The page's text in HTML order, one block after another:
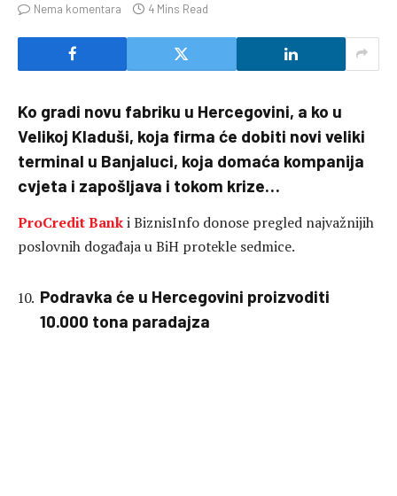
Nema komentara
4 Mins Read
Ko gradi novu fabriku u Hercegovini, a ko u
Velikoj Kladuši, koja firma će dobiti novi veliki
terminal u Banjaluci, koja domaća kompanija
cvjeta i zapošljava i tokom krize…
ProCredit Banki BiznisInfo donose pregled najvažnijih
poslovnih događaja u BiH protekle sedmice.
Podravka će u Hercegovini proizvoditi
10.000 tona paradajza